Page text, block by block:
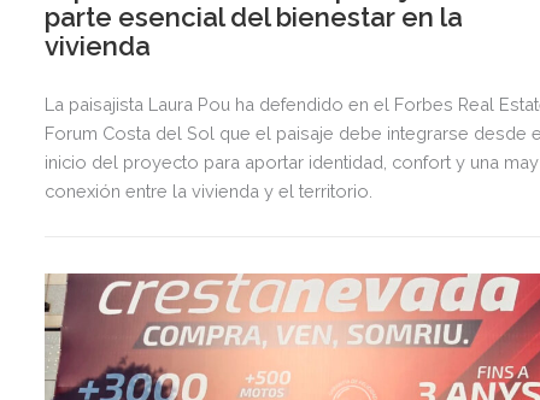
parte esencial del bienestar en la
vivienda
La paisajista Laura Pou ha defendido en el Forbes Real
Forum Costa del Sol que el paisaje debe integrarse desde
inicio del proyecto para aportar identidad, confort y una
conexión entre la vivienda y el territorio.